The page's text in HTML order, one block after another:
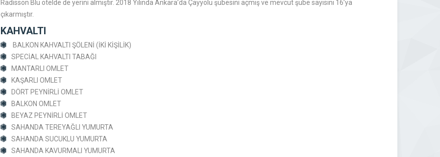
Radisson Blu otelde de yerini almıştır. 2018 Yılında Ankara’da Çayyolu şubesini açmış ve mevcut şube sayısını 16’ya
çıkarmıştır.
KAHVALTI
BALKON KAHVALTI ŞÖLENİ (İKİ KİŞİLİK)
SPECİAL KAHVALTI TABAĞI
MANTARLI OMLET
KAŞARLI OMLET
DÖRT PEYNİRLİ OMLET
BALKON OMLET
BEYAZ PEYNİRLİ OMLET
SAHANDA TEREYAĞLI YUMURTA
SAHANDA SUCUKLU YUMURTA
SAHANDA KAVURMALI YUMURTA